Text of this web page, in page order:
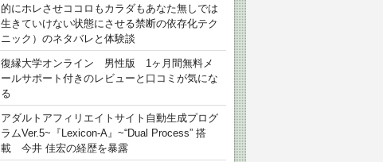
的にホレさせココロもカラダもあなた無しでは
生きていけない状態にさせる禁断の依存化テク
ニック）のネタバレと体験談
復縁大学オンライン 男性版 1ヶ月間無料メ
ールサポート付きのレビューと口コミが気にな
る
アダルトアフィリエイトサイト自動生成プログ
ラムVer.5~『Lexicon-A』~“Dual Process” 搭
載 今井 佳宏の経歴を暴露